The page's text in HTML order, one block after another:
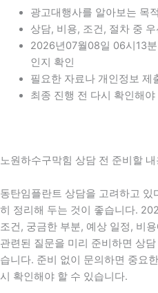
광고대행사를 알아보는 목
상담, 비용, 조건, 절차 중
2026년07월08일 06시13
인지 확인
필요한 자료나 개인정보 제
최종 진행 전 다시 확인해야
노원하수구막힘 상담 전 준비할 내
동탄임플란트 상담을 고려하고
히 정리해 두는 것이 좋습니다.
조건, 궁금한 부분, 예상 일정, 비
관련된 질문을 미리 준비하면 상
습니다. 준비 없이 문의하면 중요
시 확인해야 할 수 있습니다.